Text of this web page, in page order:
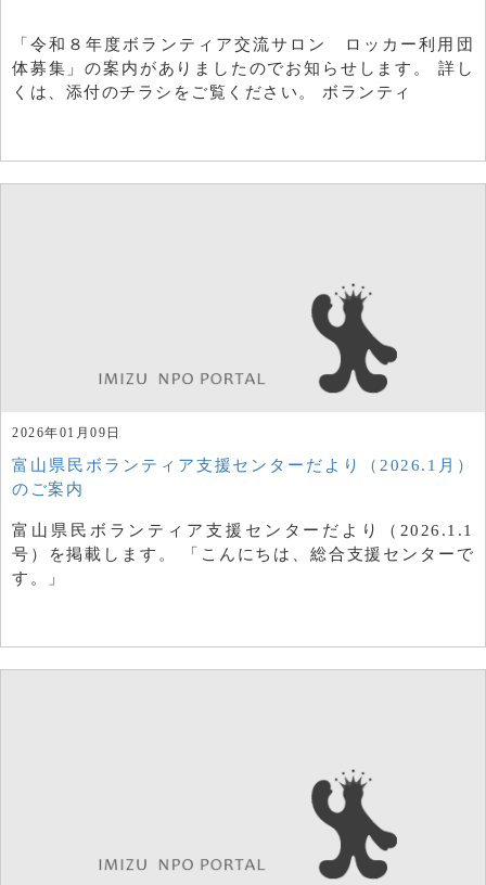
「令和８年度ボランティア交流サロン ロッカー利用団
体募集」の案内がありましたのでお知らせします。 詳し
くは、添付のチラシをご覧ください。 ボランティ
2026年01月09日
富山県民ボランティア支援センターだより（2026.1月）
のご案内
富山県民ボランティア支援センターだより（2026.1.1
号）を掲載します。 「こんにちは、総合支援センターで
す。」